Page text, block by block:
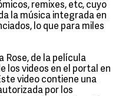
remixes, etc, cuyo
la música integrada en
lo que para miles
Rose, de la película
los videos en el portal en
video contiene una
por los